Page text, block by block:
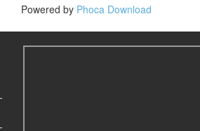
Powered by Phoca Download